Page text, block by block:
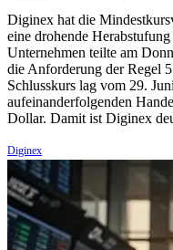
Diginex hat die
eine drohende
Unternehmen teilte am
die Anforderung der Regel
Schlusskurs lag vom 29.
aufeinanderfolgenden
Dollar. Damit ist Diginex
Diginex